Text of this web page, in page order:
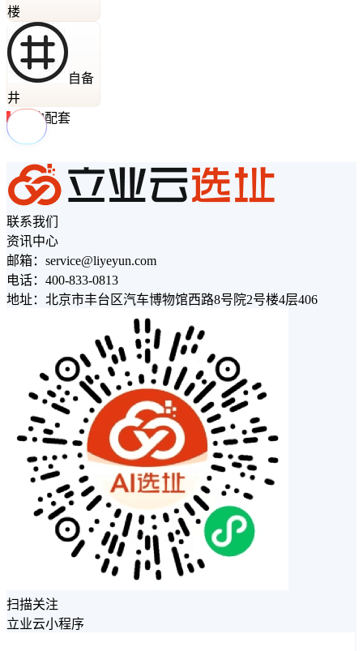
楼
自备
井
周边配套
联系我们
资讯中心
邮箱：service@liyeyun.com
电话：400-833-0813
地址：北京市丰台区汽车博物馆西路8号院2号楼4层406
扫描关注
立业云小程序